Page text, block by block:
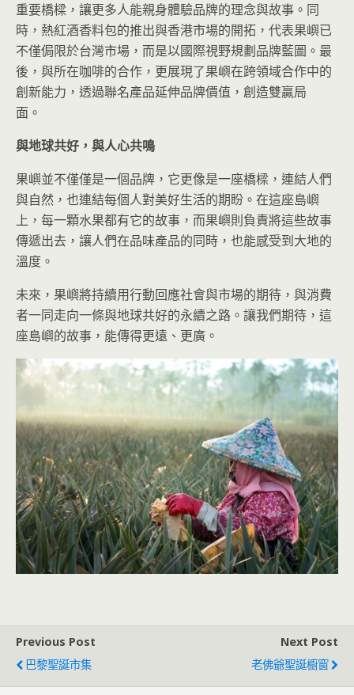
重要橋樑，讓更多人能親身體驗品牌的理念與故事。同
時，熱紅酒香料包的推出與香港市場的開拓，代表果嶼已
不僅侷限於台灣市場，而是以國際視野規劃品牌藍圖。最
後，與所在咖啡的合作，更展現了果嶼在跨領域合作中的
創新能力，透過聯名產品延伸品牌價值，創造雙贏局
面。
與地球共好，與人心共鳴
果嶼並不僅僅是一個品牌，它更像是一座橋樑，連結人們
與自然，也連結每個人對美好生活的期盼。在這座島嶼
上，每一顆水果都有它的故事，而果嶼則負責將這些故事
傳遞出去，讓人們在品味產品的同時，也能感受到大地的
溫度。
未來，果嶼將持續用行動回應社會與市場的期待，與消費
者一同走向一條與地球共好的永續之路。讓我們期待，這
座島嶼的故事，能傳得更遠、更廣。
Previous Post
巴黎聖誕市集
Next Post
老佛爺聖誕櫥窗